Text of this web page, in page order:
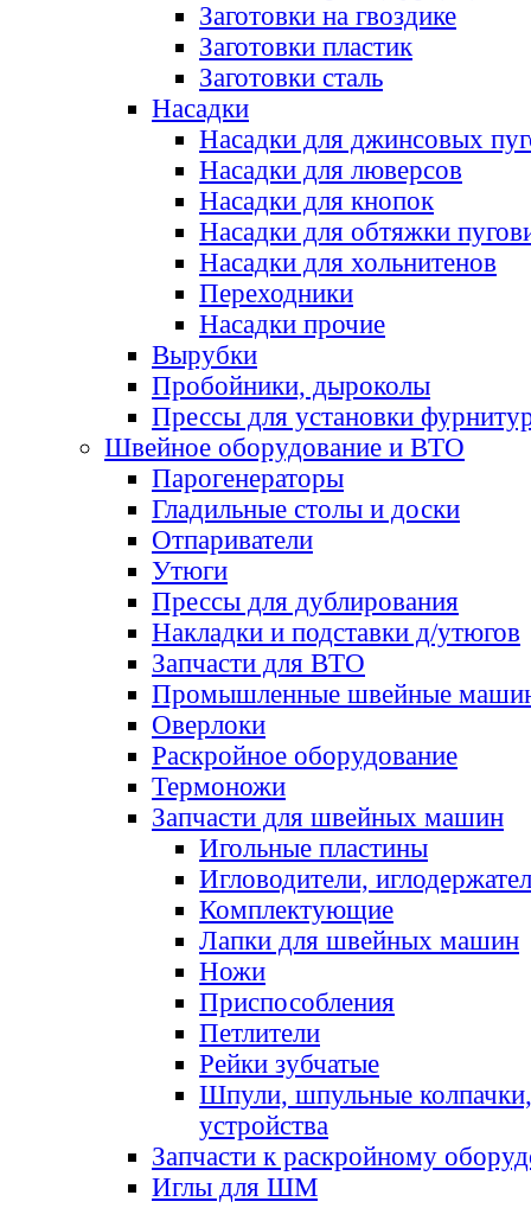
Заготовки на гвоздике
Заготовки пластик
Заготовки сталь
Насадки
Насадки для джинсовых
Насадки для люверсов
Насадки для кнопок
Насадки для обтяжки
Насадки для хольнитенов
Переходники
Насадки прочие
Вырубки
Пробойники, дыроколы
Прессы для установки
Швейное оборудование и ВТО
Парогенераторы
Гладильные столы и доски
Отпариватели
Утюги
Прессы для дублирования
Накладки и подставки д/утюгов
Запчасти для ВТО
Промышленные швейные
Оверлоки
Раскройное оборудование
Термоножи
Запчасти для швейных машин
Игольные пластины
Игловодители,
Комплектующие
Лапки для швейных машин
Ножи
Приспособления
Петлители
Рейки зубчатые
Шпули, шпульные
устройства
Запчасти к раскройному
Иглы для ШМ